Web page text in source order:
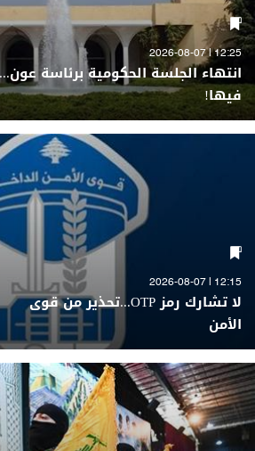
12:25 | 2026-08-07
انتهاء الجلسة الحكومية برئاسة
فيها!
12:15 | 2026-08-07
لا تشارك رمز OTP...تحذير من قوى
الأمن